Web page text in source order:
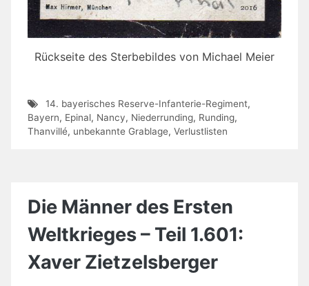
Rückseite des Sterbebildes von Michael Meier
14. bayerisches Reserve-Infanterie-Regiment,
Bayern, Epinal, Nancy, Niederrunding, Runding,
Thanvillé, unbekannte Grablage, Verlustlisten
Die Männer des Ersten
Weltkrieges – Teil 1.601:
Xaver Zietzelsberger